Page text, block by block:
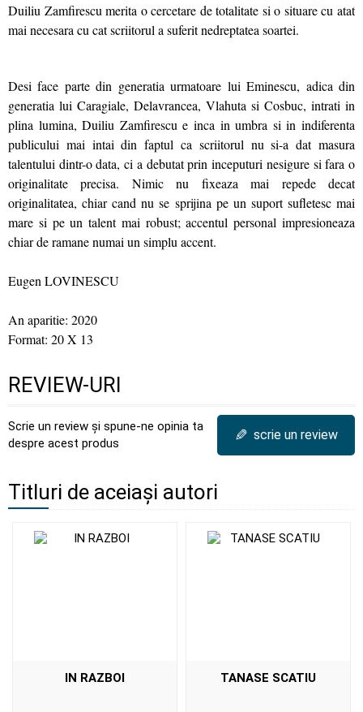
Duiliu Zamfirescu merita o cercetare de totalitate si o situare cu atat
mai necesara cu cat scriitorul a suferit nedreptatea soartei.
Desi face parte din generatia urmatoare lui Eminescu, adica din
generatia lui Caragiale, Delavrancea, Vlahuta si Cosbuc, intrati in
plina lumina, Duiliu Zamfirescu e inca in umbra si in indiferenta
publicului mai intai din faptul ca scriitorul nu si-a dat masura
talentului dintr-o data, ci a debutat prin inceputuri nesigure si fara o
originalitate precisa. Nimic nu fixeaza mai repede decat
originalitatea, chiar cand nu se sprijina pe un suport sufletesc mai
mare si pe un talent mai robust; accentul personal impresioneaza
chiar de ramane numai un simplu accent.
Eugen LOVINESCU
An aparitie: 2020
Format: 20 X 13
REVIEW-URI
Scrie un review și spune-ne opinia ta
despre acest produs
✎ scrie un review
Titluri de aceiași autori
IN RAZBOI TANASE SCATIU